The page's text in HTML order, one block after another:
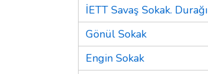
İETT Savaş Sokak. Durağı
Gönül Sokak
Engin Sokak